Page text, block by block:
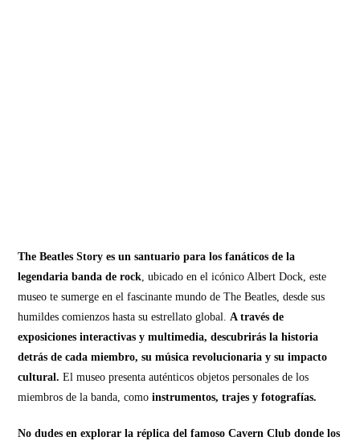
The Beatles Story es un santuario para los fanáticos de la
legendaria banda de rock, ubicado en el icónico Albert Dock, este
museo te sumerge en el fascinante mundo de The Beatles, desde sus
humildes comienzos hasta su estrellato global.A través de
exposiciones interactivas y multimedia, descubrirás la historia
detrás de cada miembro, su música revolucionaria y su impacto
cultural.El museo presenta auténticos objetos personales de los
miembros de la banda, comoinstrumentos, trajes y fotografías.
No dudes en explorar la réplica del famoso Cavern Club donde los